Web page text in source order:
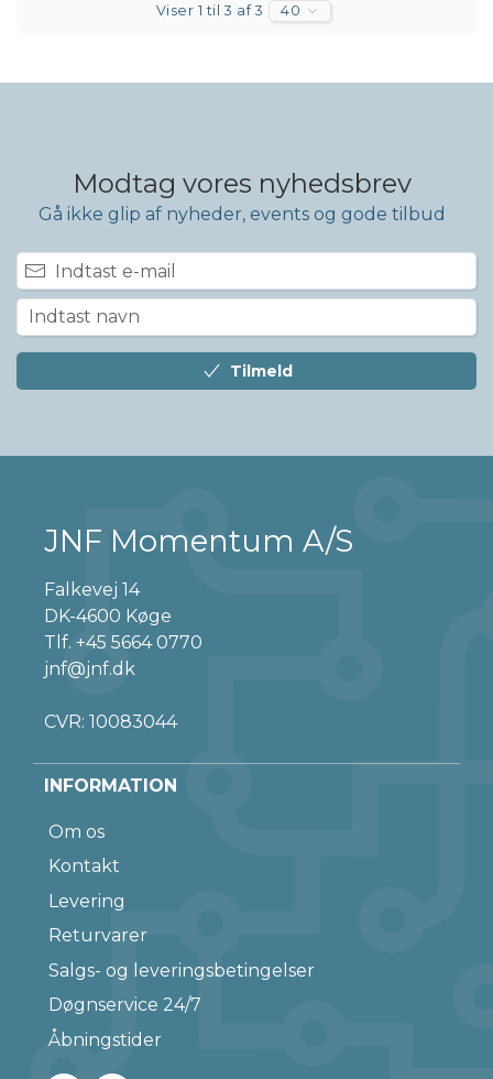
Viser 1 til 3 af 3 40
Modtag vores nyhedsbrev
Gå ikke glip af nyheder, events og gode tilbud
Tilmeld
JNF Momentum A/S
Falkevej 14
DK-4600 Køge
Tlf. +45 5664 0770
jnf@jnf.dk
CVR: 10083044
INFORMATION
Om os
Kontakt
Levering
Returvarer
Salgs- og leveringsbetingelser
Døgnservice 24/7
Åbningstider